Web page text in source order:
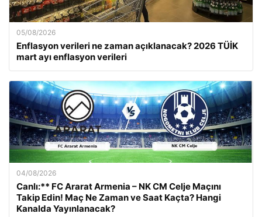
05/08/2026
Enflasyon verileri ne zaman açıklanacak? 2026 TÜİK
mart ayı enflasyon verileri
04/08/2026
Canlı:** FC Ararat Armenia – NK CM Celje Maçını
Takip Edin! Maç Ne Zaman ve Saat Kaçta? Hangi
Kanalda Yayınlanacak?